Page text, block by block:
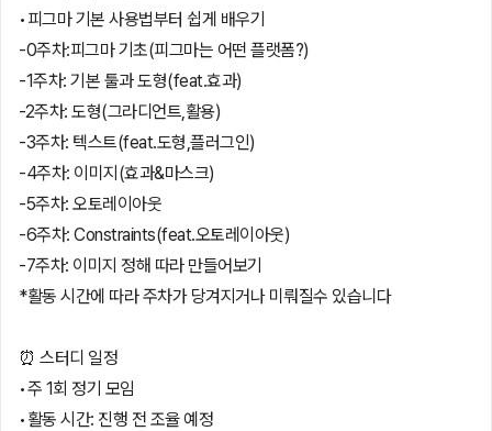
•피그마 기본 사용법부터 쉽게 배우기
-0주차:피그마 기초(피그마는 어떤 플랫폼?)
-1주차: 기본 툴과 도형(feat.효과)
-2주차: 도형(그라디언트,활용)
-3주차: 텍스트(feat.도형,플러그인)
-4주차: 이미지(효과&마스크)
-5주차: 오토레이아웃
-6주차: Constraints(feat.오토레이아웃)
-7주차: 이미지 정해 따라 만들어보기
*활동 시간에 따라 주차가 당겨지거나 미뤄질수 있습니다
⏰ 스터디 일정
•주 1회 정기 모임
•활동 시간: 진행 전 조율 예정